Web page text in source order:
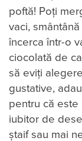
poftă! Poți
vaci,
încerca într-o
ciocolată de
să eviţi
gustative,
pentru că este
iubitor de
ştaif sau mai